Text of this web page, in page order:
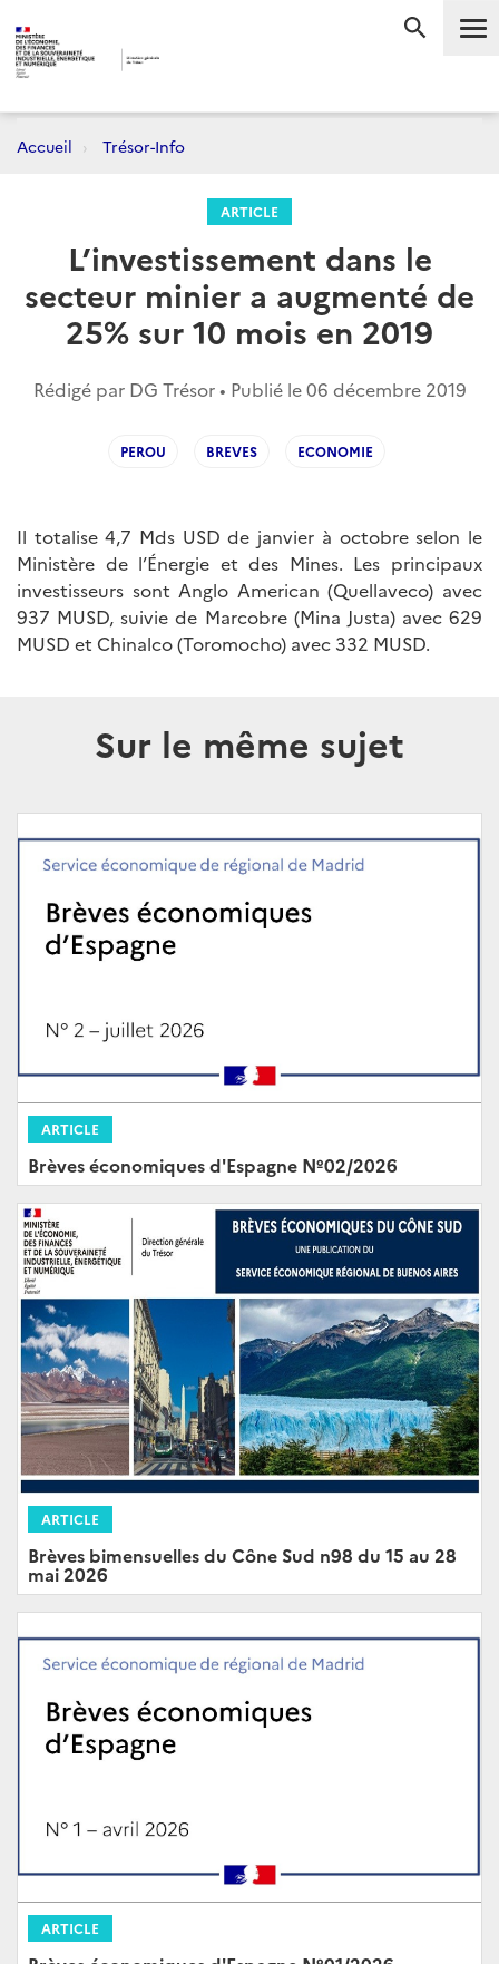
Accueil Trésor-Info
ARTICLE
L’investissement dans le
secteur minier a augmenté de
25% sur 10 mois en 2019
Rédigé par DG Trésor • Publié le06 décembre 2019
PEROU BREVES ECONOMIE
Il totalise 4,7 Mds USD de janvier à octobre selon le
Ministère de l’Énergie et des Mines. Les principaux
investisseurs sont Anglo American (Quellaveco) avec
937 MUSD, suivie de Marcobre (Mina Justa) avec 629
MUSD et Chinalco (Toromocho) avec 332 MUSD.
Sur le même sujet
ARTICLE
Brèves économiques d'Espagne Nº02/2026
ARTICLE
Brèves bimensuelles du Cône Sud n98 du 15 au 28
mai 2026
ARTICLE